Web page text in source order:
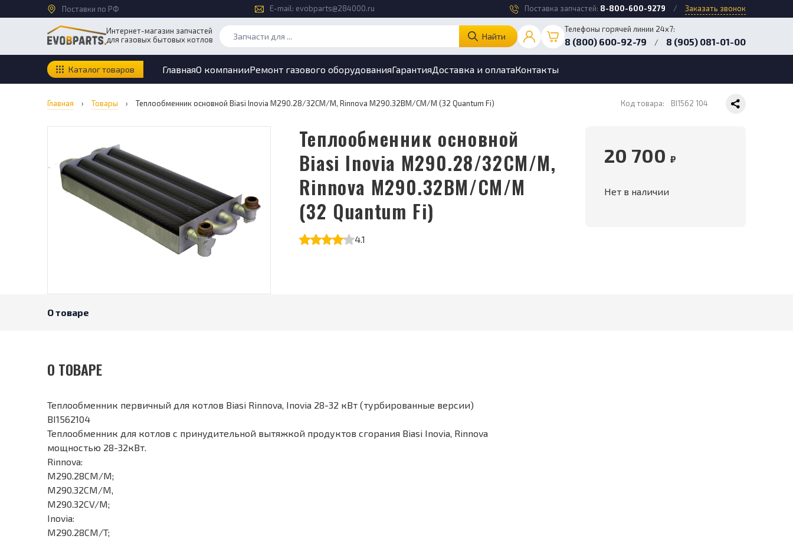
Поставки по РФ E-mail: evobparts@284000.ru Поставка запчастей: 8-800-600-9279 / Заказать звонок
Интернет-магазин запчастей
для газовых бытовых котлов
Найти
Телефоны горячей линии 24х7:
8 (800) 600-92-79 / 8 (905) 081-01-00
Каталог товаров ГлавнаяО компанииРемонт газового оборудованияГарантияДоставка и оплатаКонтакты
Главная › Товары › Теплообменник основной Biasi Inovia M290.28/32CM/M, Rinnova M290.32BM/CM/M (32 Quantum Fi) Код товара: BI1562 104
Теплообменник основной
Biasi Inovia M290.28/32CM/M,
Rinnova M290.32BM/CM/M
(32 Quantum Fi)
4.1
20 700 ₽
Нет в наличии
О товаре
О ТОВАРЕ
Теплообменник первичный для котлов Biasi Rinnova, Inovia 28-32 кВт (турбированные версии)
BI1562104
Теплообменник для котлов с принудительной вытяжкой продуктов сгорания Biasi Inovia, Rinnova
мощностью 28-32кВт.
Rinnova:
M290.28CM/M;
M290.32CM/M,
M290.32CV/M;
Inovia:
M290.28CM/T;